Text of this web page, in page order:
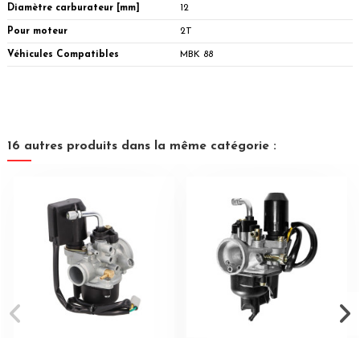
Diamètre carburateur [mm] 12
Pour moteur 2T
Véhicules Compatibles MBK 88
16 autres produits dans la même catégorie :